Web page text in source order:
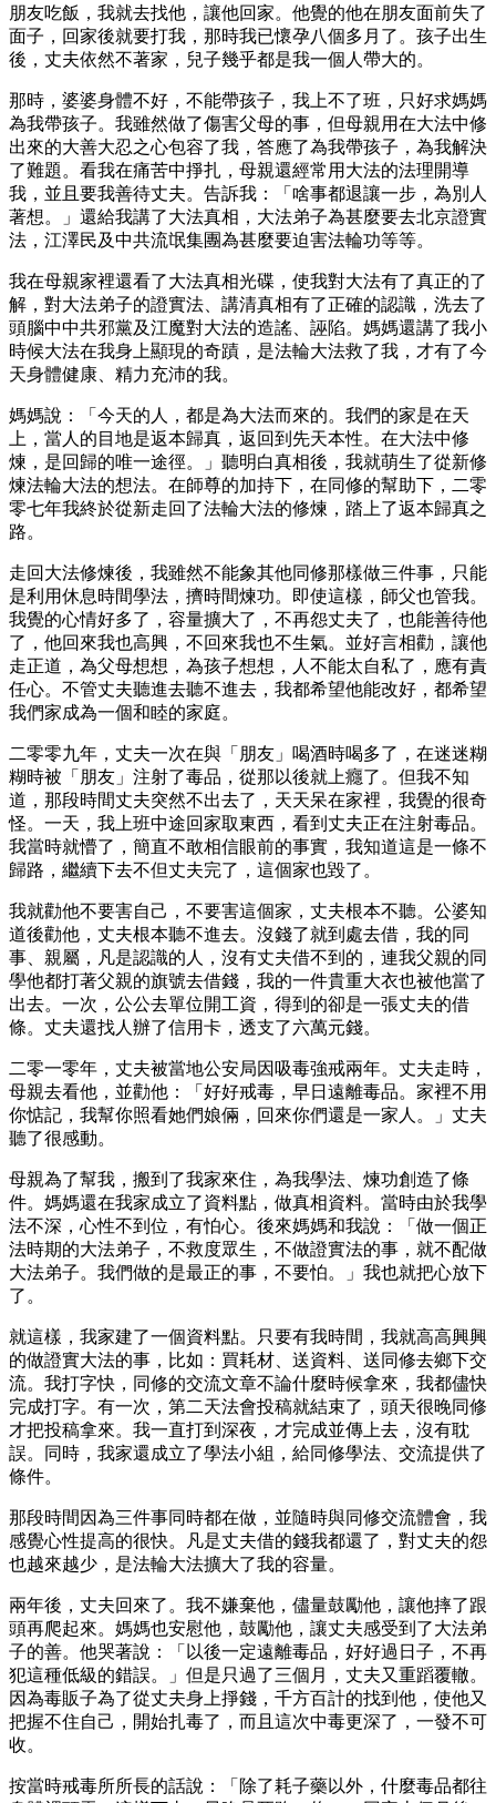
朋友吃飯，我就去找他，讓他回家。他覺的他在朋友面前失了
面子，回家後就要打我，那時我已懷孕八個多月了。孩子出生
後，丈夫依然不著家，兒子幾乎都是我一個人帶大的。
那時，婆婆身體不好，不能帶孩子，我上不了班，只好求媽媽
為我帶孩子。我雖然做了傷害父母的事，但母親用在大法中修
出來的大善大忍之心包容了我，答應了為我帶孩子，為我解決
了難題。看我在痛苦中掙扎，母親還經常用大法的法理開導
我，並且要我善待丈夫。告訴我：「啥事都退讓一步，為別人
著想。」還給我講了大法真相，大法弟子為甚麼要去北京證實
法，江澤民及中共流氓集團為甚麼要迫害法輪功等等。
我在母親家裡還看了大法真相光碟，使我對大法有了真正的了
解，對大法弟子的證實法、講清真相有了正確的認識，洗去了
頭腦中中共邪黨及江魔對大法的造謠、誣陷。媽媽還講了我小
時候大法在我身上顯現的奇蹟，是法輪大法救了我，才有了今
天身體健康、精力充沛的我。
媽媽說：「今天的人，都是為大法而來的。我們的家是在天
上，當人的目地是返本歸真，返回到先天本性。在大法中修
煉，是回歸的唯一途徑。」聽明白真相後，我就萌生了從新修
煉法輪大法的想法。在師尊的加持下，在同修的幫助下，二零
零七年我終於從新走回了法輪大法的修煉，踏上了返本歸真之
路。
走回大法修煉後，我雖然不能象其他同修那樣做三件事，只能
是利用休息時間學法，擠時間煉功。即使這樣，師父也管我。
我覺的心情好多了，容量擴大了，不再怨丈夫了，也能善待他
了，他回來我也高興，不回來我也不生氣。並好言相勸，讓他
走正道，為父母想想，為孩子想想，人不能太自私了，應有責
任心。不管丈夫聽進去聽不進去，我都希望他能改好，都希望
我們家成為一個和睦的家庭。
二零零九年，丈夫一次在與「朋友」喝酒時喝多了，在迷迷糊
糊時被「朋友」注射了毒品，從那以後就上癮了。但我不知
道，那段時間丈夫突然不出去了，天天呆在家裡，我覺的很奇
怪。一天，我上班中途回家取東西，看到丈夫正在注射毒品。
我當時就懵了，簡直不敢相信眼前的事實，我知道這是一條不
歸路，繼續下去不但丈夫完了，這個家也毀了。
我就勸他不要害自己，不要害這個家，丈夫根本不聽。公婆知
道後勸他，丈夫根本聽不進去。沒錢了就到處去借，我的同
事、親屬，凡是認識的人，沒有丈夫借不到的，連我父親的同
學他都打著父親的旗號去借錢，我的一件貴重大衣也被他當了
出去。一次，公公去單位開工資，得到的卻是一張丈夫的借
條。丈夫還找人辦了信用卡，透支了六萬元錢。
二零一零年，丈夫被當地公安局因吸毒強戒兩年。丈夫走時，
母親去看他，並勸他：「好好戒毒，早日遠離毒品。家裡不用
你惦記，我幫你照看她們娘倆，回來你們還是一家人。」丈夫
聽了很感動。
母親為了幫我，搬到了我家來住，為我學法、煉功創造了條
件。媽媽還在我家成立了資料點，做真相資料。當時由於我學
法不深，心性不到位，有怕心。後來媽媽和我說：「做一個正
法時期的大法弟子，不救度眾生，不做證實法的事，就不配做
大法弟子。我們做的是最正的事，不要怕。」我也就把心放下
了。
就這樣，我家建了一個資料點。只要有我時間，我就高高興興
的做證實大法的事，比如：買耗材、送資料、送同修去鄉下交
流。我打字快，同修的交流文章不論什麼時候拿來，我都儘快
完成打字。有一次，第二天法會投稿就結束了，頭天很晚同修
才把投稿拿來。我一直打到深夜，才完成並傳上去，沒有耽
誤。同時，我家還成立了學法小組，給同修學法、交流提供了
條件。
那段時間因為三件事同時都在做，並隨時與同修交流體會，我
感覺心性提高的很快。凡是丈夫借的錢我都還了，對丈夫的怨
也越來越少，是法輪大法擴大了我的容量。
兩年後，丈夫回來了。我不嫌棄他，儘量鼓勵他，讓他摔了跟
頭再爬起來。媽媽也安慰他，鼓勵他，讓丈夫感受到了大法弟
子的善。他哭著說：「以後一定遠離毒品，好好過日子，不再
犯這種低級的錯誤。」但是只過了三個月，丈夫又重蹈覆轍。
因為毒販子為了從丈夫身上掙錢，千方百計的找到他，使他又
把握不住自己，開始扎毒了，而且這次中毒更深了，一發不可
收。
按當時戒毒所所長的話說：「除了耗子藥以外，什麼毒品都往